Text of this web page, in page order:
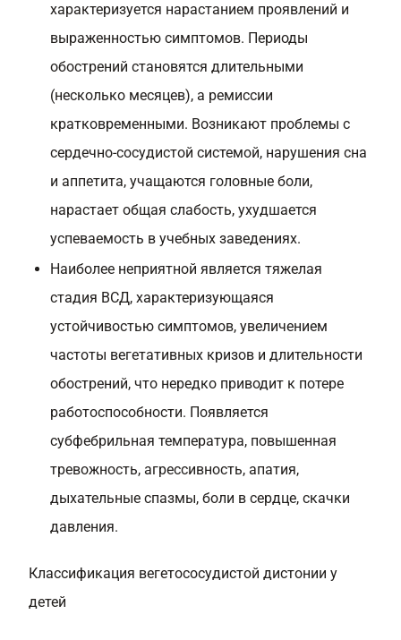
характеризуется нарастанием проявлений и
выраженностью симптомов. Периоды
обострений становятся длительными
(несколько месяцев), а ремиссии
кратковременными. Возникают проблемы с
сердечно-сосудистой системой, нарушения сна
и аппетита, учащаются головные боли,
нарастает общая слабость, ухудшается
успеваемость в учебных заведениях.
Наиболее неприятной является тяжелая
стадия ВСД, характеризующаяся
устойчивостью симптомов, увеличением
частоты вегетативных кризов и длительности
обострений, что нередко приводит к потере
работоспособности. Появляется
субфебрильная температура, повышенная
тревожность, агрессивность, апатия,
дыхательные спазмы, боли в сердце, скачки
давления.
Классификация вегетососудистой дистонии у
детей